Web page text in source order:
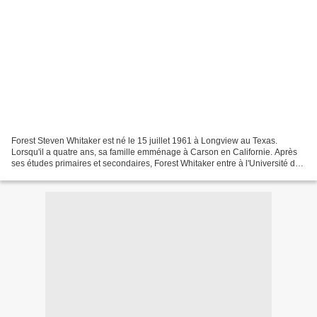
Forest Steven Whitaker est né le 15 juillet 1961 à Longview au Texas.
Lorsqu'il a quatre ans, sa famille emménage à Carson en Californie. Après
ses études primaires et secondaires, Forest Whitaker entre à l'Université de